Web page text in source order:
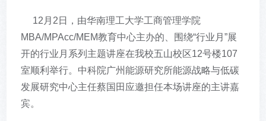
12月2日，由华南理工大学工商管理学院
MBA/MPAcc/MEM教育中心主办的、围绕“行业月”展
开的行业月系列主题讲座在我校五山校区12号楼107
室顺利举行。中科院广州能源研究所能源战略与低碳
发展研究中心主任蔡国田应邀担任本场讲座的主讲嘉
宾。